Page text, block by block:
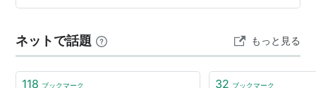
のこと。
きな声などのびっくり要素ではなくじんわりと来て、学
ネットで話題 もっと見る
118 ブックマーク 32 ブックマーク